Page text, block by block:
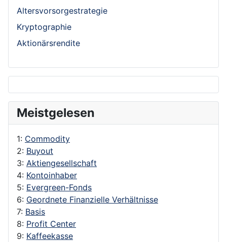
Altersvorsorgestrategie
Kryptographie
Aktionärsrendite
Meistgelesen
1: Commodity
2: Buyout
3: Aktiengesellschaft
4: Kontoinhaber
5: Evergreen-Fonds
6: Geordnete Finanzielle Verhältnisse
7: Basis
8: Profit Center
9: Kaffeekasse